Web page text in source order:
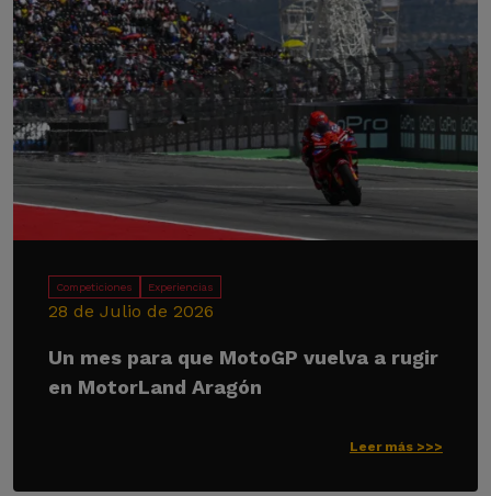
Competiciones Experiencias
28 de Julio de 2026
Un mes para que MotoGP vuelva a rugir
en MotorLand Aragón
Leer más >>>